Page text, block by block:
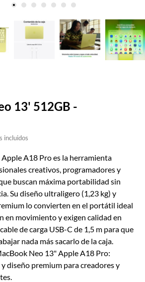
13' 512GB -
incluidos
A18 Pro es la herramienta
creativos, programadores y
buscan máxima portabilidad sin
Su diseño ultraligero (1,23 kg) y
lo convierten en el portátil ideal
en movimiento y exigen calidad en
de carga USB-C de 1,5 m para que
nada más sacarlo de la caja.
Neo 13" Apple A18 Pro:
diseño premium para creadores y